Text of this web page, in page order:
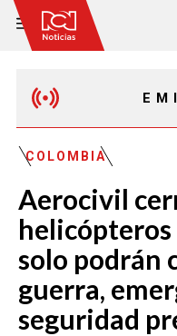
COLOMBIA
Aerocivil
helicópteros
solo podrán
guerra,
seguridad